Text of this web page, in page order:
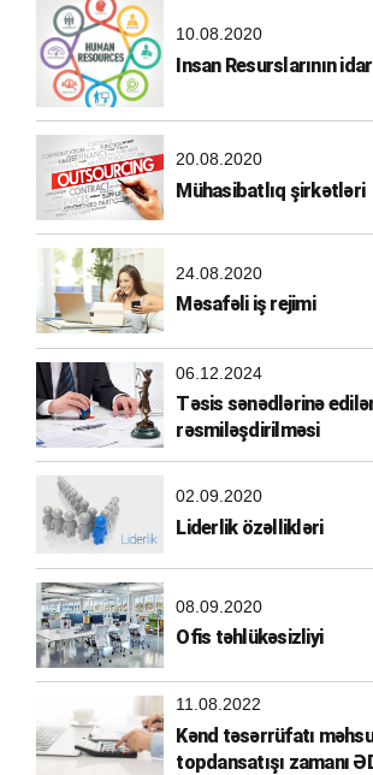
10.08.2020
Insan Resurslarının
20.08.2020
Mühasibatlıq şirkətləri
24.08.2020
Məsafəli iş rejimi
06.12.2024
Təsis sənədlərinə
rəsmiləşdirilməsi
02.09.2020
Liderlik özəllikləri
08.09.2020
Ofis təhlükəsizliyi
11.08.2022
Kənd təsərrüfatı
topdansatışı zamanı